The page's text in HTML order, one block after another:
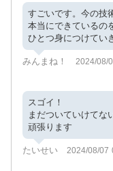
すごいです。今の技
本当にできているの
ひとつ身につけてい
みんまね！ 2024/08/
スゴイ！
まだついていけてな
頑張ります
たいせい 2024/08/07